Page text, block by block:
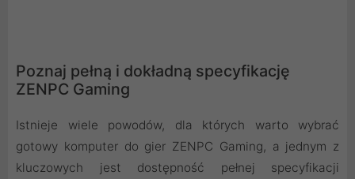
Poznaj pełną i dokładną specyfikację
ZENPC Gaming
Istnieje wiele powodów, dla których warto wybrać
gotowy komputer do gier ZENPC Gaming, a jednym z
kluczowych jest dostępność pełnej specyfikacji